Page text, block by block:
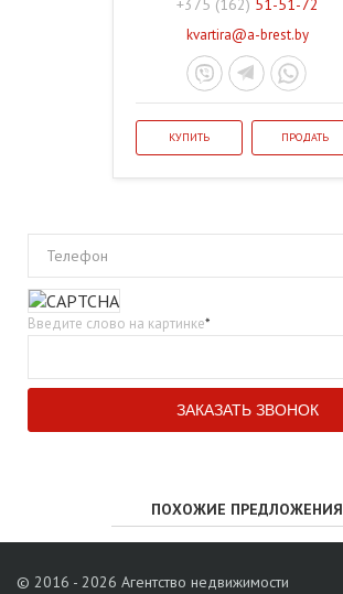
+375 (162) 51-51-72
kvartira@a-brest.by
КУПИТЬ ПРОДАТЬ
Телефон
Введите слово на картинке*
ПОХОЖИЕ ПРЕДЛОЖЕНИЯ
© 2016 - 2026 Агентство недвижимости